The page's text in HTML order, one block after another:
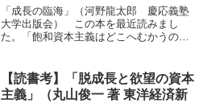
「成長の臨海」（河野龍太郎 慶応義塾
大学出版会） この本を最近読みまし
た。「飽和資本主義はどこへむかうの
企業活動について詳しく考察している本
なんですが、このような本でも読...
【読書考】「脱成長と欲望の資本
主義」（丸山俊一 著 東洋経済新